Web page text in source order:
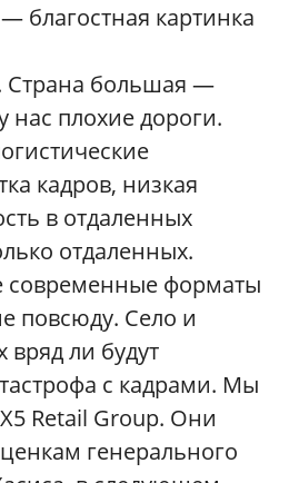
благостная картинка
Страна большая —
нас плохие дороги.
кадров, низкая
в отдаленных
отдаленных.
современные форматы
повсюду. Село и
ли будут
с кадрами. Мы
Retail Group. Они
генерального